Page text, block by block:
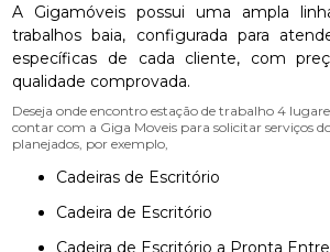
A Gigamóveis possui uma ampla
trabalhos baia, configurada para
específicas de cada cliente, com
qualidade comprovada.
Deseja onde encontro estação de trabalho 4
contar com a Giga Moveis para solicitar serviços
planejados, por exemplo,
Cadeiras de Escritório
Cadeira de Escritório
Cadeira de Escritório a Pronta